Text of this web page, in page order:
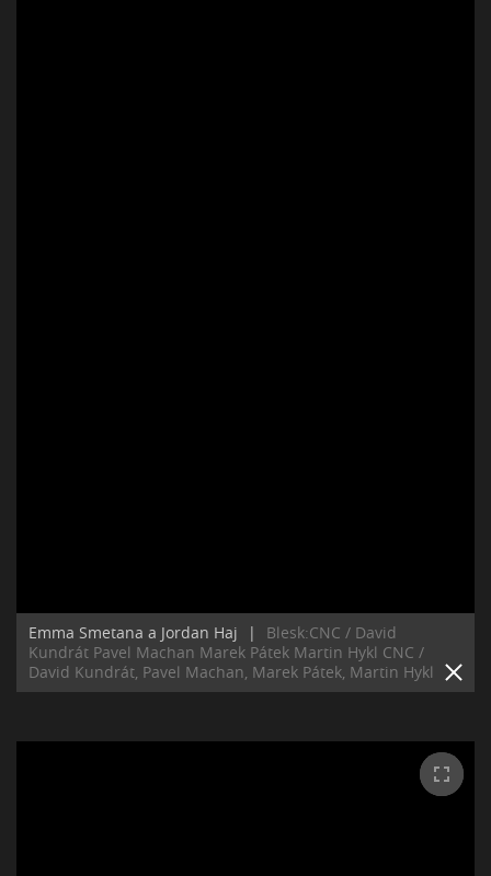
Emma Smetana a Jordan Haj |
Blesk:CNC / David
Kundrát Pavel Machan Marek Pátek Martin Hykl CNC /
David Kundrát, Pavel Machan, Marek Pátek, Martin Hykl